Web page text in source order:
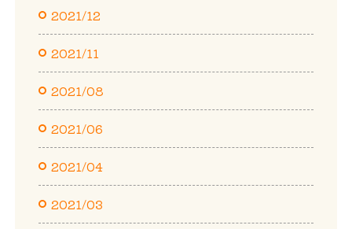
2021/12
2021/11
2021/08
2021/06
2021/04
2021/03